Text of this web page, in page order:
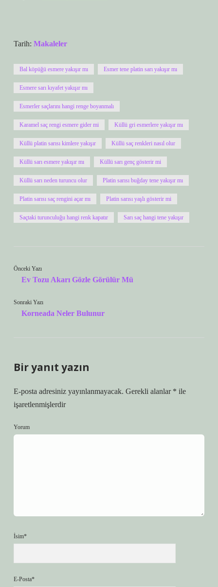
Tarih: Makaleler
Bal köpüğü esmere yakışır mı Esmer tene platin sarı yakışır mı
Esmere sarı kıyafet yakışır mı
Esmerler saçlarını hangi renge boyanmalı
Karamel saç rengi esmere gider mi Küllü gri esmerlere yakışır mı
Küllü platin sarısı kimlere yakışır Küllü saç renkleri nasıl olur
Küllü sarı esmere yakışır mı Küllü sarı genç gösterir mi
Küllü sarı neden turuncu olur Platin sarısı buğday tene yakışır mı
Platin sarısı saç rengini açar mı Platin sarısı yaşlı gösterir mi
Saçtaki turunculuğu hangi renk kapatır Sarı saç hangi tene yakışır
Önceki Yazı
Ev Tozu Akarı Gözle Görülür Mü
Sonraki Yazı
Korneada Neler Bulunur
Bir yanıt yazın
E-posta adresiniz yayınlanmayacak. Gerekli alanlar * ile
işaretlenmişlerdir
Yorum
İsim*
E-Posta*